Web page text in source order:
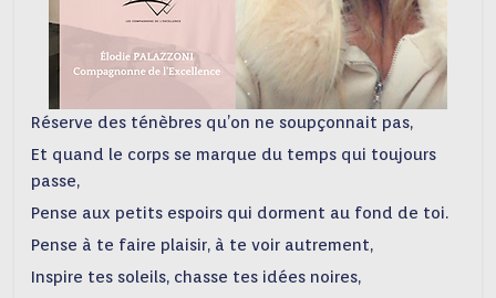
Réserve des ténèbres qu’on ne soupçonnait pas,
Et quand le corps se marque du temps qui toujours
passe,
Pense aux petits espoirs qui dorment au fond de toi.
Pense à te faire plaisir, à te voir autrement,
Inspire tes soleils, chasse tes idées noires,